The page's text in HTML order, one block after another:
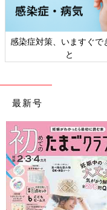
こむぎちゃんさんが購入
入り」。中にはカスタ
て、まわりもモチモチ
ちらは140円の商品の
ね。
おす
選！
感染症対策、いますぐで
と
最新号